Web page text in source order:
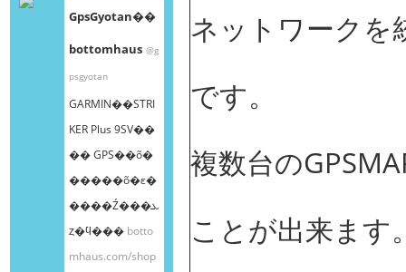
GpsGyotan��
bottomhaus @g
psgyotan
GARMIN��STRI
KER Plus 9SV��
�� GPS��õ�
�����õ�ε�
����Ź���ܥ
ȥ�ϥ��� botto
mhaus.com/shop
ネットワークを
です。
複数台の
ことが出来ます